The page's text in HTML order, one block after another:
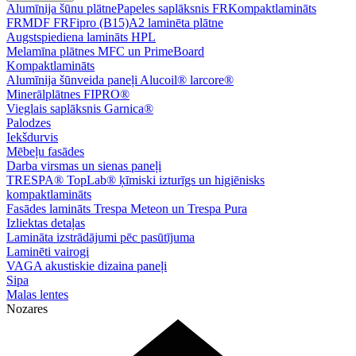
Alumīnija šūnu plātnePapeles saplāksnis FRKompaktlamināts
FRMDF FRFipro (B15)A2 laminēta plātne
Augstspiediena lamināts HPL
Melamīna plātnes MFC un PrimeBoard
Kompaktlamināts
Alumīnija šūnveida paneļi Alucoil® larcore®
Minerālplātnes FIPRO®
Vieglais saplāksnis Garnica®
Palodzes
Iekšdurvis
Mēbeļu fasādes
Darba virsmas un sienas paneļi
TRESPA® TopLab® ķīmiski izturīgs un higiēnisks
kompaktlamināts
Fasādes lamināts Trespa Meteon un Trespa Pura
Izliektas detaļas
Lamināta izstrādājumi pēc pasūtījuma
Laminēti vairogi
VAGA akustiskie dizaina paneļi
Sipa
Malas lentes
Nozares